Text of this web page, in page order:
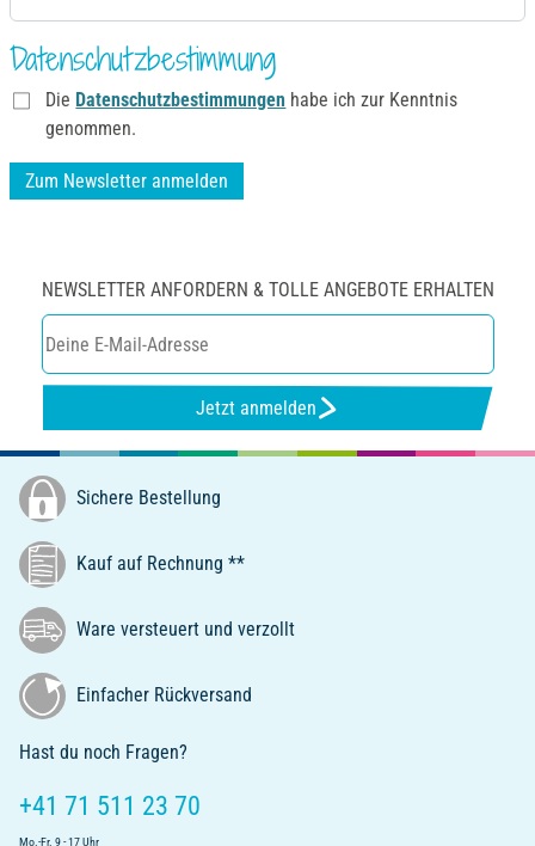
Datenschutzbestimmung
Die Datenschutzbestimmungen habe ich zur Kenntnis
genommen.
Zum Newsletter anmelden
NEWSLETTER ANFORDERN & TOLLE ANGEBOTE ERHALTEN
Jetzt anmelden
Sichere Bestellung
Kauf auf Rechnung **
Ware versteuert und verzollt
Einfacher Rückversand
Hast du noch Fragen?
+41 71 511 23 70
Mo.-Fr. 9 - 17 Uhr